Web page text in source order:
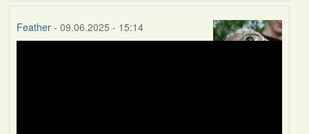
Feather- 09.06.2025 - 15:14